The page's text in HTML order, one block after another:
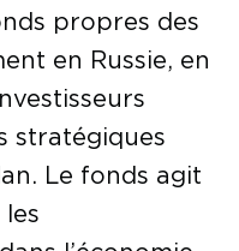
propres des
en Russie, en
stratégiques
Le fonds agit